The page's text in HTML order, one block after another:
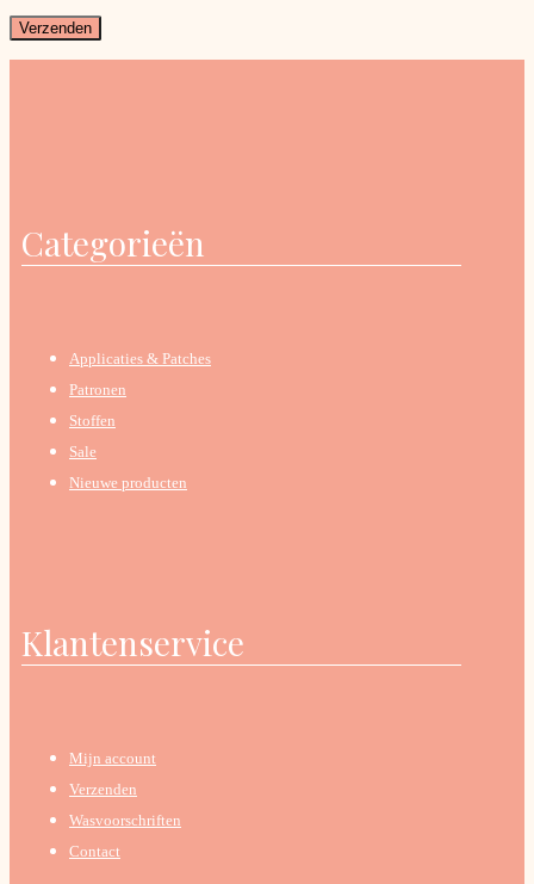
Categorieën
Applicaties & Patches
Patronen
Stoffen
Sale
Nieuwe producten
Klantenservice
Mijn account
Verzenden
Wasvoorschriften
Contact